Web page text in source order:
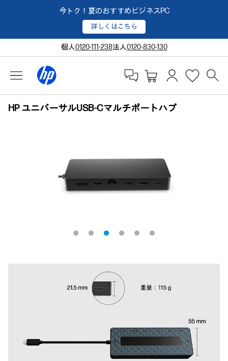
今トク！夏のおすすめビジネスPC
詳しくはこちら
個人0120-111-238法人0120-830-130
HP ユニバーサルUSB-Cマルチポートハブ